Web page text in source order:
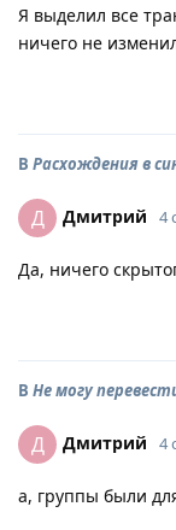
Я выделил все
ничего не
В Расхождения в
Д Дмитрий 4
Да, ничего
В Не могу
Д Дмитрий 4
а, группы были